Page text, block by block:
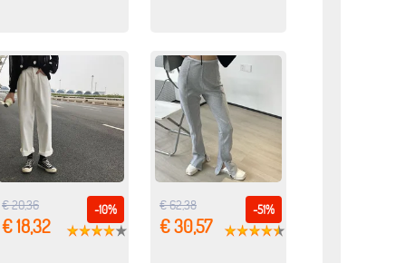
-10%
€ 20,36
€ 18,32
-51%
€ 62,38
€ 30,57